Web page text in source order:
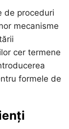
de proceduri
mecanisme
cer termene
formele de